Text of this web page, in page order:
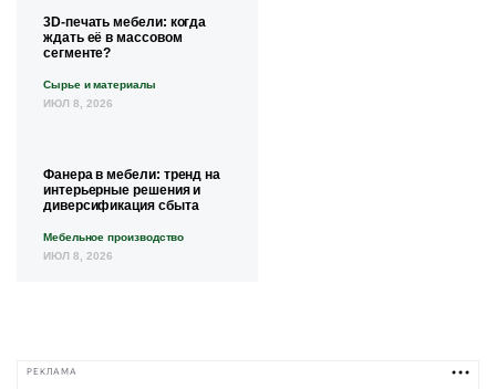
3D-печать мебели: когда
ждать её в массовом
сегменте?
Сырье и материалы
ИЮЛ 8, 2026
Фанера в мебели: тренд на
интерьерные решения и
диверсификация сбыта
Мебельное производство
ИЮЛ 8, 2026
РЕКЛАМА